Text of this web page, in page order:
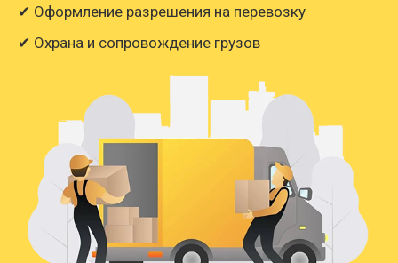
Армавир → Артём 211530 237972
Архангельск
64376
Армавир → Асино 104570 145235
Армавир → Астрахань 15444 17375 24132
✔ Оформление разрешения на перевозку
✔ Охрана и сопровождение грузов